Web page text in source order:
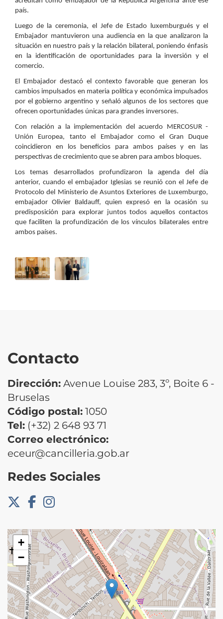
país.
Luego de la ceremonia, el Jefe de Estado luxemburgués y el
Embajador mantuvieron una audiencia en la que analizaron la
situación en nuestro país y la relación bilateral, poniendo énfasis
en la identificación de oportunidades para la inversión y el
comercio.
El Embajador destacó el contexto favorable que generan los
cambios impulsados en materia política y económica impulsados
por el gobierno argentino y señaló algunos de los sectores que
ofrecen oportunidades únicas para grandes inversores.
Con relación a la implementación del acuerdo MERCOSUR -
Unión Europea, tanto el Embajador como el Gran Duque
coincidieron en los beneficios para ambos países y en las
perspectivas de crecimiento que se abren para ambos bloques.
Los temas desarrollados profundizaron la agenda del día
anterior, cuando el embajador Iglesias se reunió con el Jefe de
Protocolo del Ministerio de Asuntos Exteriores de Luxemburgo,
embajador Olivier Baldauff, quien expresó en la ocasión su
predisposición para explorar juntos todos aquellos contactos
que faciliten la profundización de los vínculos bilaterales entre
ambos países.
Contacto
Dirección: Avenue Louise 283, 3º, Boite 6 -
Bruselas
Código postal: 1050
Tel: (+32) 2 648 93 71
Correo electrónico:
eceur@cancilleria.gob.ar
Redes Sociales
+
−